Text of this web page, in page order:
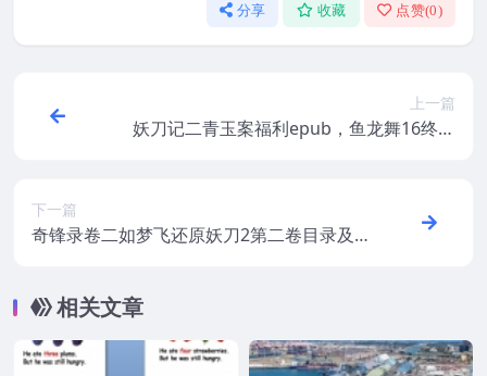
分享 收藏 点赞(0)
上一篇
妖刀记二青玉案福利epub，鱼龙舞16终结
下一篇
奇锋录卷二如梦飞还原妖刀2第二卷目录及
相关文章